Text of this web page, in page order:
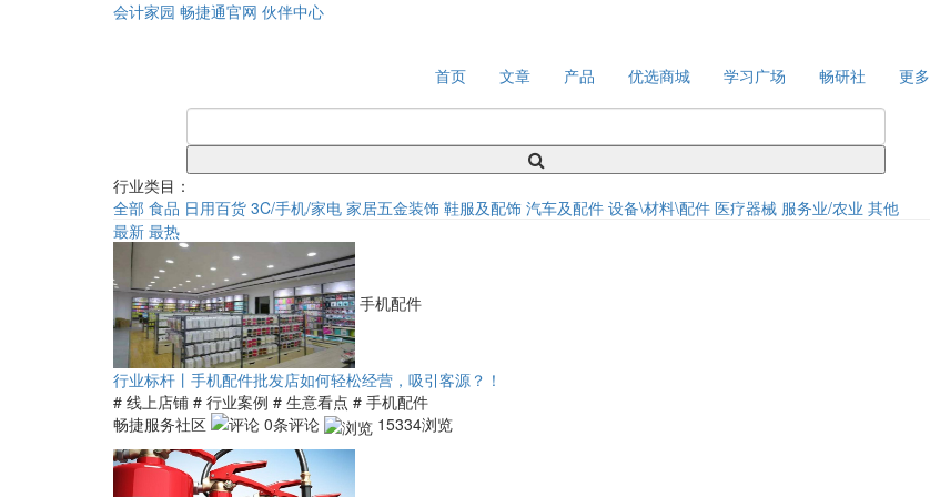
会计家园 畅捷通官网 伙伴中心
首页 文章 产品 优选商城 学习广场 畅研社 更多
行业类目：
全部 食品 日用百货 3C/手机/家电 家居五金装饰 鞋服及配饰 汽车及配件 设备\材料\配件 医疗器械 服务业/农业 其他
最新 最热
手机配件
行业标杆丨手机配件批发店如何轻松经营，吸引客源？！
# 线上店铺 # 行业案例 # 生意看点 # 手机配件
畅捷服务社区
0条评论 15334浏览